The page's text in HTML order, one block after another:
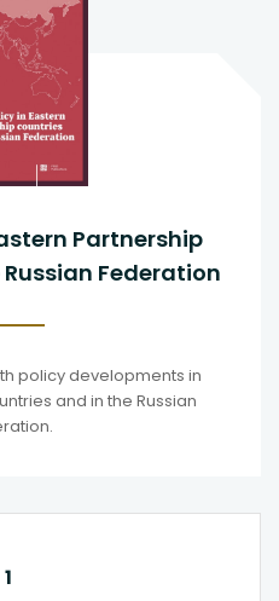
Partnership
Federation
policy developments in
and in the Russian
1